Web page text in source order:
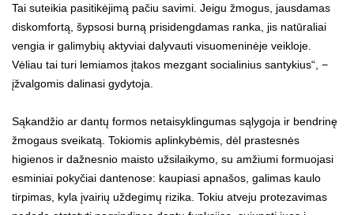
Tai suteikia pasitikėjimą pačiu savimi. Jeigu žmogus, jausdamas
diskomfortą, šypsosi burną prisidengdamas ranka, jis natūraliai
vengia ir galimybių aktyviai dalyvauti visuomeninėje veikloje.
Vėliau tai turi lemiamos įtakos mezgant socialinius santykius“, −
įžvalgomis dalinasi gydytoja.
Sąkandžio ar dantų formos netaisyklingumas sąlygoja ir bendrinę
žmogaus sveikatą. Tokiomis aplinkybėmis, dėl prastesnės
higienos ir dažnesnio maisto užsilaikymo, su amžiumi formuojasi
esminiai pokyčiai dantenose: kaupiasi apnašos, galimas kaulo
tirpimas, kyla įvairių uždegimų rizika. Tokiu atveju protezavimas